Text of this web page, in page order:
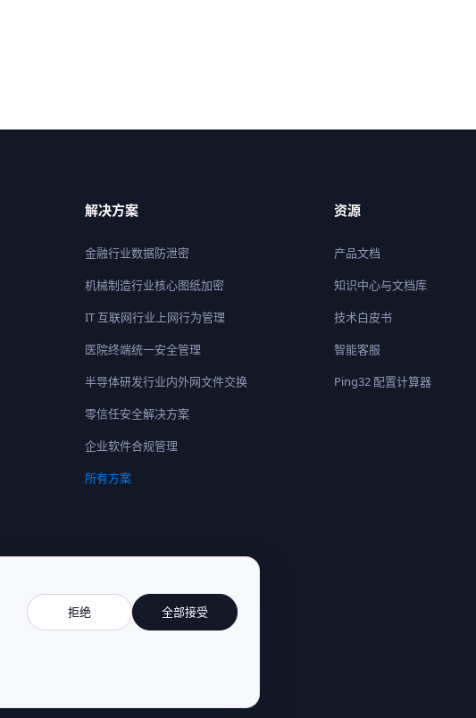
拒绝 全部接受
解决方案
金融行业数据防泄密
机械制造行业核心图纸加密
IT 互联网行业上网行为管理
医院终端统一安全管理
半导体研发行业内外网文件交换
零信任安全解决方案
企业软件合规管理
所有方案
资源
产品文档
知识中心与文档库
技术白皮书
智能客服
Ping32 配置计算器